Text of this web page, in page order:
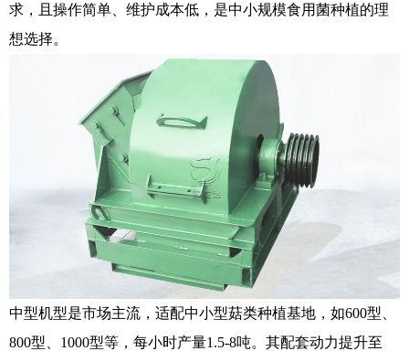
求，且操作简单、维护成本低，是中小规模食用菌种植的理
想选择。
中型机型是市场主流，适配中小型菇类种植基地，如600型、
800型、1000型等，每小时产量1.5-8吨。其配套动力提升至